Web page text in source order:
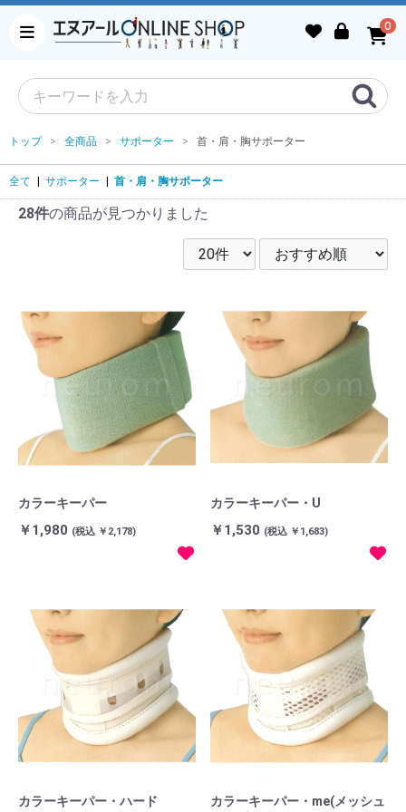
0
トップ 全商品 サポーター 首・肩・胸サポーター
全て サポーター 首・肩・胸サポーター
28件の商品が見つかりました
カラーキーパー
￥1,980 (税込 ￥2,178)
カラーキーパー・U
￥1,530 (税込 ￥1,683)
カラーキーパー・ハード
カラーキーパー・me(メッシュ